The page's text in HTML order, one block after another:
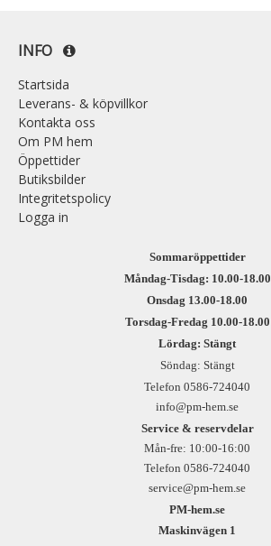
INFO
Startsida
Leverans- & köpvillkor
Kontakta oss
Om PM hem
Öppettider
Butiksbilder
Integritetspolicy
Logga in
Sommaröppettider
Måndag-Tisdag: 10.00-18.00
Onsdag 13.00-18.00
Torsdag-Fredag 10.00-18.00
Lördag: Stängt
Söndag: Stängt
Telefon 0586-724040
info@pm-hem.se
Service & reservdelar
Mån-fre: 10:00-16:00
Telefon 0586-724040
service@pm-hem.se
PM-hem.se
Maskinvägen 1